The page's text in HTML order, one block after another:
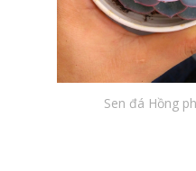
Sen đá Hồng